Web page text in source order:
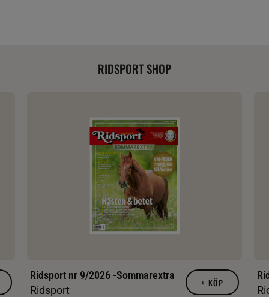
RIDSPORT SHOP
Ridsport nr 9/2026 -Sommarextra
Ridsport
+ KÖP